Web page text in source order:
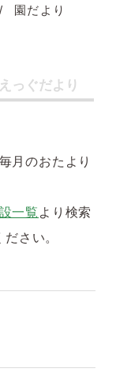
園だより
っぐだより
月のおたより
一覧 より検索
さい。